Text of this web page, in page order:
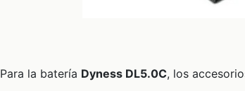
Para la batería Dyness DL5.0C, los